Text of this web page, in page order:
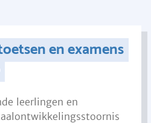
en examens
leerlingen en